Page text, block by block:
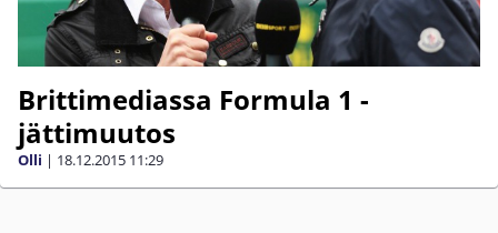
Brittimediassa Formula 1 -
jättimuutos
Olli | 18.12.2015 11:29